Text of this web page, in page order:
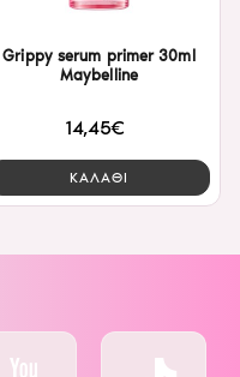
Grippy serum primer 30ml
Maybelline
14,45€
ΚΑΛΑΘΙ